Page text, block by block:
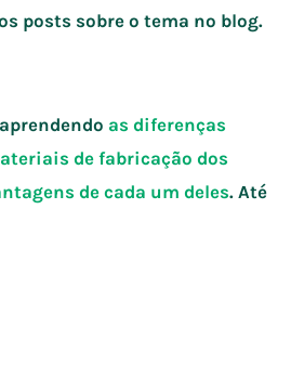
posts sobre o tema no blog.
as diferenças
de fabricação dos
de cada um deles. Até